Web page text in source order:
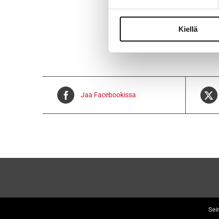
Kiellä
Jaa Facebookissa